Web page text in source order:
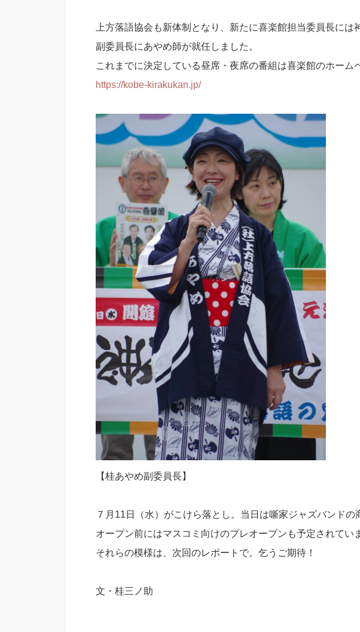
上方落語協会も新体制となり、新たに喜楽館担当委員長には
副委員長にあやめ師が就任しました。
これまでに決定している昼席・夜席の番組は喜楽館のホーム
https://kobe-kirakukan.jp/
【桂あやめ副委員長】
７月11日（水）がこけら落とし。当日は噺家ジャズバンドの
オープン前にはマスコミ向けのプレオープンも予定されてい
それらの模様は、次回のレポートで。乞うご期待！
文・桂三ノ助